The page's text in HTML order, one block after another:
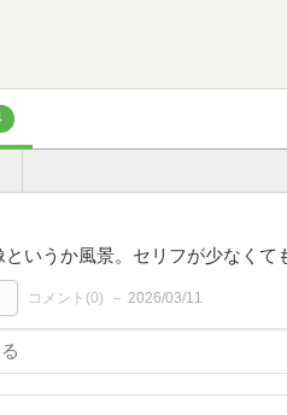
いうか風景。セリフが少なくて
コメント(0) 2026/03/11